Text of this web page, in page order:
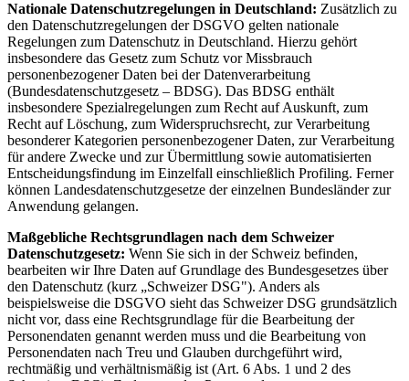
Nationale Datenschutzregelungen in Deutschland: Zusätzlich zu
den Datenschutzregelungen der DSGVO gelten nationale
Regelungen zum Datenschutz in Deutschland. Hierzu gehört
insbesondere das Gesetz zum Schutz vor Missbrauch
personenbezogener Daten bei der Datenverarbeitung
(Bundesdatenschutzgesetz – BDSG). Das BDSG enthält
insbesondere Spezialregelungen zum Recht auf Auskunft, zum
Recht auf Löschung, zum Widerspruchsrecht, zur Verarbeitung
besonderer Kategorien personenbezogener Daten, zur Verarbeitung
für andere Zwecke und zur Übermittlung sowie automatisierten
Entscheidungsfindung im Einzelfall einschließlich Profiling. Ferner
können Landesdatenschutzgesetze der einzelnen Bundesländer zur
Anwendung gelangen.
Maßgebliche Rechtsgrundlagen nach dem Schweizer
Datenschutzgesetz: Wenn Sie sich in der Schweiz befinden,
bearbeiten wir Ihre Daten auf Grundlage des Bundesgesetzes über
den Datenschutz (kurz „Schweizer DSG"). Anders als
beispielsweise die DSGVO sieht das Schweizer DSG grundsätzlich
nicht vor, dass eine Rechtsgrundlage für die Bearbeitung der
Personendaten genannt werden muss und die Bearbeitung von
Personendaten nach Treu und Glauben durchgeführt wird,
rechtmäßig und verhältnismäßig ist (Art. 6 Abs. 1 und 2 des